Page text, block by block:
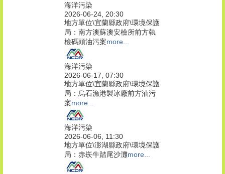
海洋污染
2026-06-24, 20:30
地方單位\宜蘭縣政府\環境保護
局：南方澳蘇澳安檢所前方執
檢碼頭油污案more...
海洋污染
2026-06-17, 07:30
地方單位\宜蘭縣政府\環境保護
局：烏石漁港製冰廠前方油污
案more...
海洋污染
2026-06-06, 11:30
地方單位\澎湖縣政府\環境保護
局：赤崁牛踏尾沙灘more...